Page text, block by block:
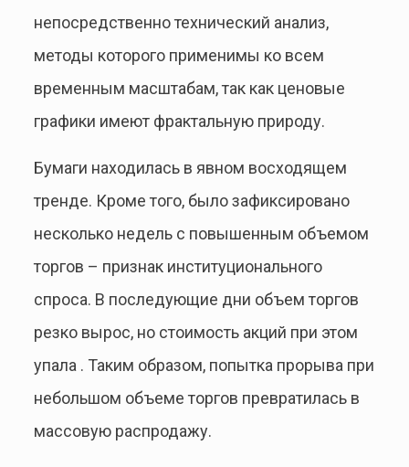
непосредственно технический анализ,
методы которого применимы ко всем
временным масштабам, так как ценовые
графики имеют фрактальную природу.
Бумаги находилась в явном восходящем
тренде. Кроме того, было зафиксировано
несколько недель с повышенным объемом
торгов – признак институционального
спроса. В последующие дни объем торгов
резко вырос, но стоимость акций при этом
упала . Таким образом, попытка прорыва при
небольшом объеме торгов превратилась в
массовую распродажу.